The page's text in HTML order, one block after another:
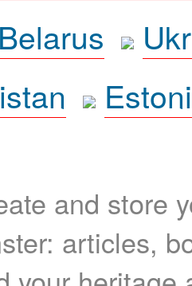
Belarus
and store
articles,